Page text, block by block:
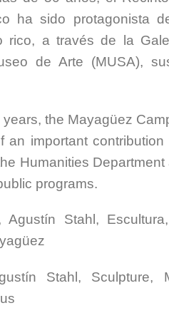
ha sido protagonista
rico, a través de la
de Arte (MUSA),
the Mayagüez
an important
Humanities
programs.
Agustín Stahl,
Stahl, Sculpture,